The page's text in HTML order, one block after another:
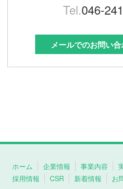
Tel.046-
メールでのお問い
ホーム 企業情報 事業内容
採用情報
CSR 新着情報 お